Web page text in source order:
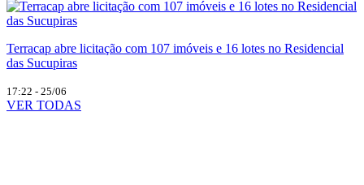
Terracap abre licitação com 107 imóveis e 16 lotes no Residencial
das Sucupiras
17:22 - 25/06
VER TODAS